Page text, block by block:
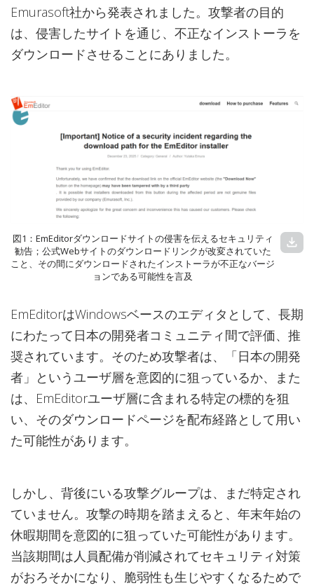
Emurasoft社から発表されました。攻撃者の目的
は、侵害したサイトを通じ、不正なインストーラを
ダウンロードさせることにありました。
図1：EmEditorダウンロードサイトの侵害を伝えるセキュリティ
勧告；公式Webサイトのダウンロードリンクが改変されていた
こと、その間にダウンロードされたインストーラが不正なバージ
ョンである可能性を言及
download
EmEditorはWindowsベースのエディタとして、長期
にわたって日本の開発者コミュニティ間で評価、推
奨されています。そのため攻撃者は、「日本の開発
者」というユーザ層を意図的に狙っているか、また
は、EmEditorユーザ層に含まれる特定の標的を狙
い、そのダウンロードページを配布経路として用い
た可能性があります。
しかし、背後にいる攻撃グループは、まだ特定され
ていません。攻撃の時期を踏まえると、年末年始の
休暇期間を意図的に狙っていた可能性があります。
当該期間は人員配備が削減されてセキュリティ対策
がおろそかになり、脆弱性も生じやすくなるためで